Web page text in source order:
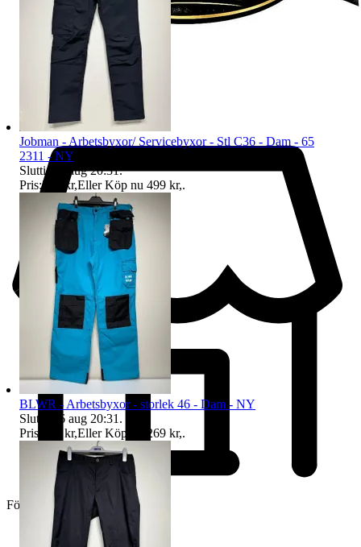
Företag
Jobman - Arbetsbyxor/ Servicebyxor - Stl C36 - Dam - 65
2311 - NY
Sluttid
16 aug 20:31.
Pris:399 kr,Eller Köp nu 499 kr,.
BLWR - Arbetsbyxor - storlek 46 - Dam - NY
Sluttid
16 aug 20:31 .
Pris:
224 kr,Eller Köp nu 269 kr,.